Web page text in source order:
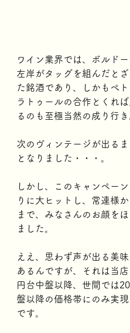
ワイン業界では、ボルドー
左岸がタッグを組んだと
た銘酒であり、しかもぺト
ラトゥールの合作とくれ
るのも至極当然の成り行き
次のヴィンテージが出る
となりました・・・。
しかし、このキャンペー
りに大ヒットし、常連様
まで、みなさんのお顔を
ました。
ええ、思わず声が出る美
あるんですが、それは当
円台中盤以降、世間では
盤以降の価格帯にのみ実
です。